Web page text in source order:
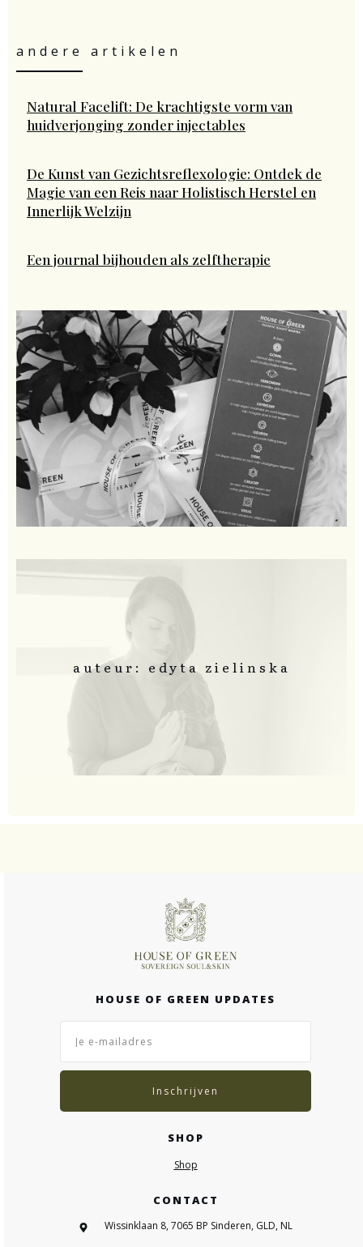
andere artikelen
Natural Facelift: De krachtigste vorm van
huidverjonging zonder injectables
De Kunst van Gezichtsreflexologie: Ontdek de
Magie van een Reis naar Holistisch Herstel en
Innerlijk Welzijn
Een journal bijhouden als zelftherapie
auteur: edyta zielinska
HOUSE OF GREEN UPDATES
Inschrijven
SHOP
Shop
CONTACT
Wissinklaan 8, 7065 BP Sinderen, GLD, NL